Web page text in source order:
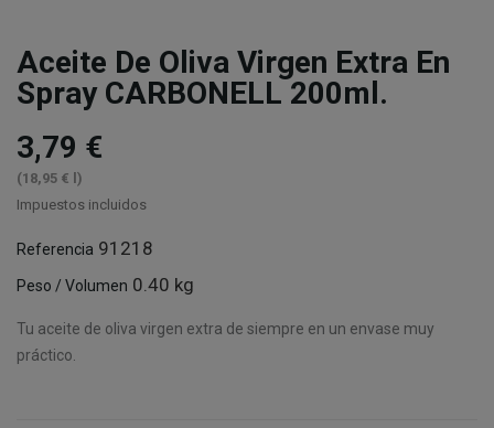
Aceite De Oliva Virgen Extra En
Spray CARBONELL 200ml.
3,79 €
(18,95 € l)
Impuestos incluidos
Referencia 91218
Peso / Volumen 0.40 kg
Tu aceite de oliva virgen extra de siempre en un envase muy
práctico.